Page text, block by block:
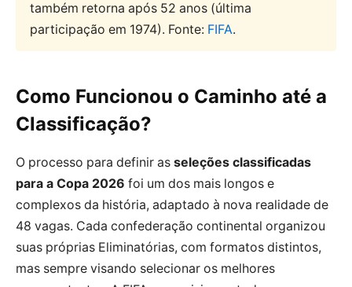
também retorna após 52 anos (última
participação em 1974). Fonte: FIFA.
Como Funcionou o Caminho até a
Classificação?
O processo para definir as seleções classificadas
para a Copa 2026 foi um dos mais longos e
complexos da história, adaptado à nova realidade de
48 vagas. Cada confederação continental organizou
suas próprias Eliminatórias, com formatos distintos,
mas sempre visando selecionar os melhores